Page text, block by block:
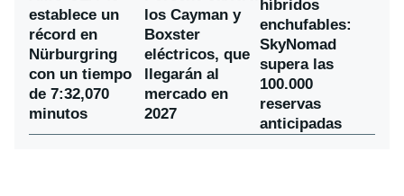
establece un
récord en
Nürburgring
con un tiempo
de 7:32,070
minutos
los Cayman y
Boxster
eléctricos, que
llegarán al
mercado en
2027
híbridos
enchufables:
SkyNomad
supera las
100.000
reservas
anticipadas